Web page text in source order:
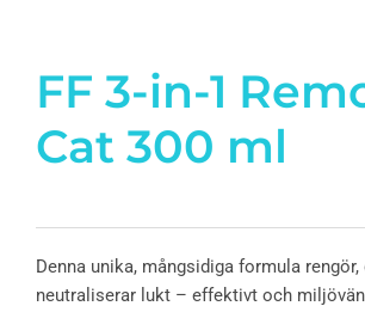
FF 3-in-1
Cat 300 ml
Denna unika, mångsidiga formula
neutraliserar lukt – effektivt och